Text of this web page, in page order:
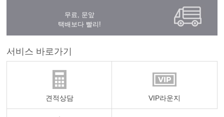
무료, 문앞
택배보다 빨리!
서비스 바로가기
견적상담 VIP라운지